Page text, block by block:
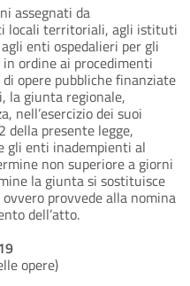
assegnati da
locali territoriali, agli istituti
enti ospedalieri per gli
ordine ai procedimenti
opere pubbliche finanziate
la giunta regionale,
nell’esercizio dei suoi
della presente legge,
gli enti inadempienti al
non superiore a giorni
la giunta si sostituisce
provvede alla nomina
dell’atto.
opere)